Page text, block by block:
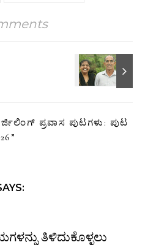
ಪ್ರವಾಸ ಪುಟಗಳು: ಪುಟ
26 ”
ತಿಳಿದುಕೊಳ್ಳಲು